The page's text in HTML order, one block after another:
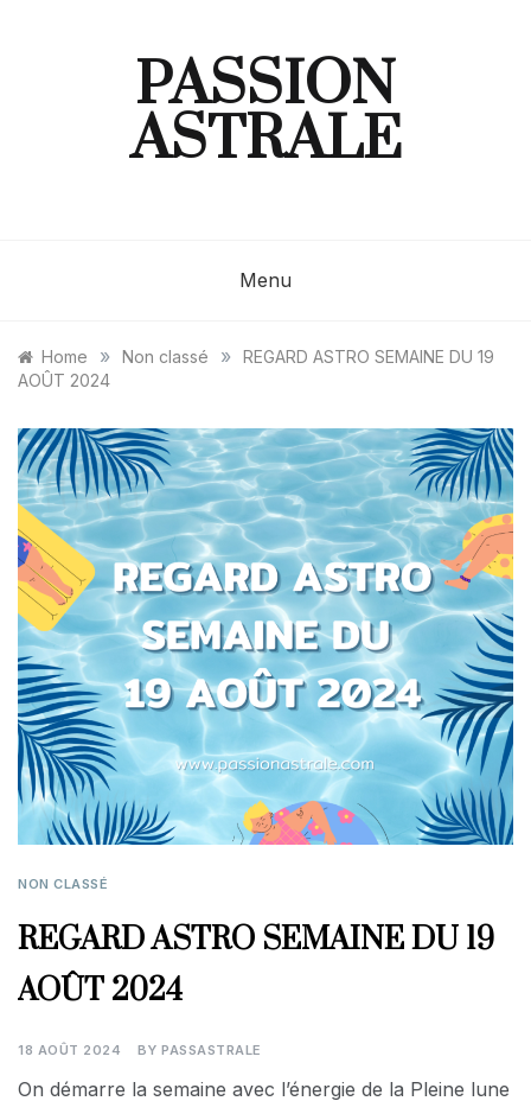
PASSION
ASTRALE
Menu
Home » Non classé »
REGARD ASTRO SEMAINE DU 19
AOÛT 2024
NON CLASSÉ
REGARD ASTRO SEMAINE DU 19
AOÛT 2024
18 AOÛT 2024 BY PASSASTRALE
On démarre la semaine avec l’énergie de la Pleine lune